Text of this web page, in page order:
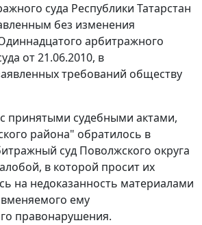
суда Республики Татарстан
без изменения
арбитражного
от 21.06.2010, в
требований обществу
принятыми судебными актами,
района" обратилось в
суд Поволжского округа
в которой просит их
на недоказанность материалами
ему
правонарушения.